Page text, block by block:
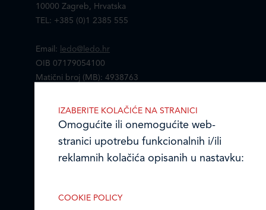
10000 Zagreb, Hrvatska
TEL: +385 (0)1 2385 555
Email:
ledo@ledo.hr
OIB 07179054100
Matični broj (MB): 4938763
Ledo Hrvatska
Ledo u inozemstvu
COOKIE POLICY
IZABERITE KOLAČIĆE NA STRANICI
Omogućite ili onemogućite web-
stranici upotrebu funkcionalnih i/ili
reklamnih kolačića opisanih u nastavku: